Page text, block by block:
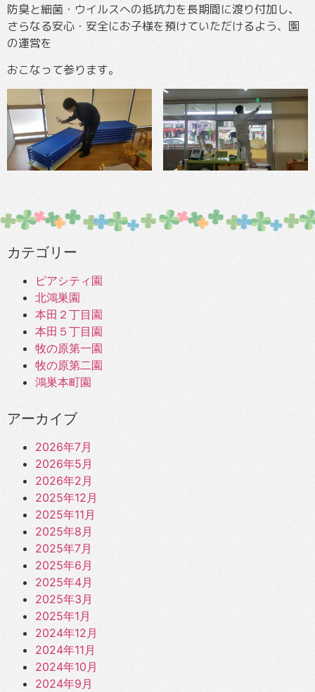
防臭と細菌・ウイルスへの抵抗力を長期間に渡り付加し、
さらなる安心・安全にお子様を預けていただけるよう、園
の運営を
おこなって参ります。
カテゴリー
ピアシティ園
北鴻巣園
本田２丁目園
本田５丁目園
牧の原第一園
牧の原第二園
鴻巣本町園
アーカイブ
2026年7月
2026年5月
2026年2月
2025年12月
2025年11月
2025年8月
2025年7月
2025年6月
2025年4月
2025年3月
2025年1月
2024年12月
2024年11月
2024年10月
2024年9月